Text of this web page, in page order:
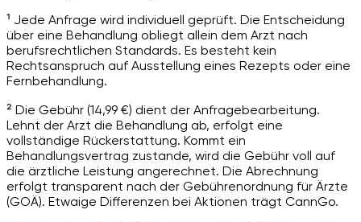
¹ Jede Anfrage wird individuell geprüft. Die Entscheidung
über eine Behandlung obliegt allein dem Arzt nach
berufsrechtlichen Standards. Es besteht kein
Rechtsanspruch auf Ausstellung eines Rezepts oder eine
Fernbehandlung.
² Die Gebühr (14,99 €) dient der Anfragebearbeitung.
Lehnt der Arzt die Behandlung ab, erfolgt eine
vollständige Rückerstattung. Kommt ein
Behandlungsvertrag zustande, wird die Gebühr voll auf
die ärztliche Leistung angerechnet. Die Abrechnung
erfolgt transparent nach der Gebührenordnung für Ärzte
(GOÄ). Etwaige Differenzen bei Aktionen trägt CannGo.